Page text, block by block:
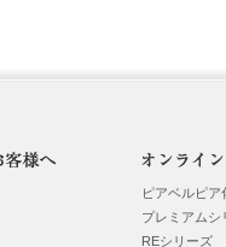
ピアベルピア
プレミアムシ
REシリーズ